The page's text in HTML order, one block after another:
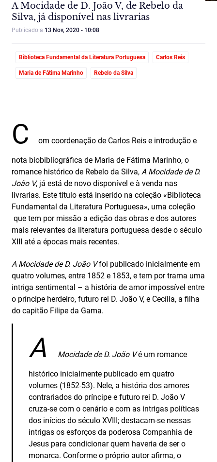
A Mocidade de D. João V, de Rebelo da
Silva, já disponível nas livrarias
Publicado a 13 Nov, 2020 - 10:08
Biblioteca Fundamental da Literatura Portuguesa Carlos Reis
Maria de Fátima Marinho Rebelo da Silva
C om coordenação de Carlos Reis e introdução e
nota biobibliográfica de Maria de Fátima Marinho, o
romance histórico de Rebelo da Silva, A Mocidade de D.
João V, já está de novo disponível e à venda nas
livrarias. Este título está inserido na coleção «Biblioteca
Fundamental da Literatura Portuguesa», uma coleção
que tem por missão a edição das obras e dos autores
mais relevantes da literatura portuguesa desde o século
XIII até a épocas mais recentes.
A Mocidade de D. João Vfoi publicado inicialmente em
quatro volumes, entre 1852 e 1853, e tem por trama uma
intriga sentimental – a história de amor impossível entre
o príncipe herdeiro, futuro rei D. João V, e Cecília, a filha
do capitão Filipe da Gama.
A Mocidade de D. João Vé um romance
histórico inicialmente publicado em quatro
volumes (1852-53). Nele, a história dos amores
contrariados do príncipe e futuro rei D. João V
cruza-se com o cenário e com as intrigas políticas
dos inícios do século XVIII; destacam-se nessas
intrigas os esforços da poderosa Companhia de
Jesus para condicionar quem haveria de ser o
monarca. Conforme o próprio autor afirma, o